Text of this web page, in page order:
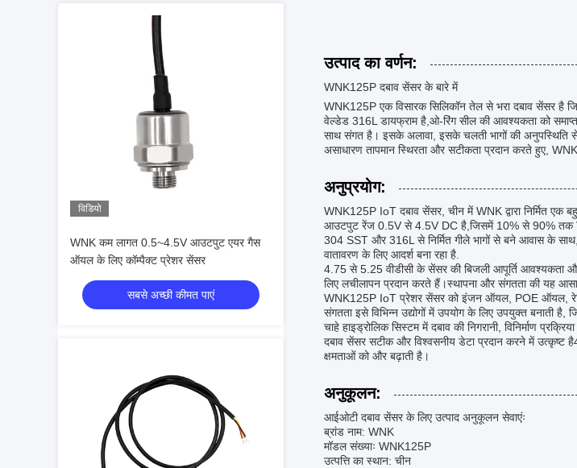
विडियो
WNK कम लागत 0.5~4.5V आउटपुट एयर गैस
ऑयल के लिए कॉम्पैक्ट प्रेशर सेंसर
सबसे अच्छी कीमत पाएं
उत्पाद का वर्णन:
WNK125P दबाव सेंसर के बारे में
WNK125P एक विसारक सिलिकॉन तेल से भरा दबाव सेंसर है
वेल्डेड 316L डायफ्राम है,ओ-रिंग सील की आवश्यकता को
साथ संगत है। इसके अलावा, इसके चलती भागों की अनुपस्थिति
असाधारण तापमान स्थिरता और सटीकता प्रदान करते हुए,
अनुप्रयोग:
WNK125P IoT दबाव सेंसर, चीन में WNK द्वारा निर्मित एक
आउटपुट रेंज 0.5V से 4.5V DC है,जिसमें 10% से 90% तक
304 SST और 316L से निर्मित गीले भागों से बने आवास के साथ,
वातावरण के लिए आदर्श बना रहा है.
4.75 से 5.25 वीडीसी के सेंसर की बिजली आपूर्ति आवश्यकता
लिए लचीलापन प्रदान करते हैं।स्थापना और संगतता की यह
WNK125P IoT प्रेशर सेंसर को इंजन ऑयल, POE ऑयल,
संगतता इसे विभिन्न उद्योगों में उपयोग के लिए उपयुक्त बनाती
चाहे हाइड्रोलिक सिस्टम में दबाव की निगरानी, विनिर्माण
दबाव सेंसर सटीक और विश्वसनीय डेटा प्रदान करने में उत्कृष्ट
क्षमताओं को और बढ़ाती है।
अनुकूलन:
आईओटी दबाव सेंसर के लिए उत्पाद अनुकूलन सेवाएंः
ब्रांड नाम: WNK
मॉडल संख्याः WNK125P
उत्पत्ति का स्थान: चीन